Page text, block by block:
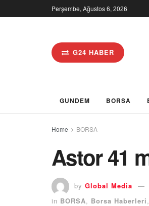
Perşembe, Ağustos 6, 2026
G24 HABER
GUNDEM BORSA
Home BORSA
Astor 41
by Global Media
in BORSA, Borsa Haberleri,